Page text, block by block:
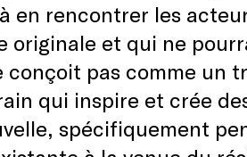
en rencontrer les
originale et qui ne
conçoit pas comme un
qui inspire et crée
spécifiquement